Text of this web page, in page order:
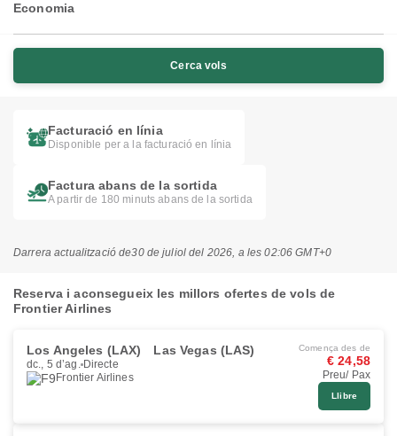
Economia
Cerca vols
Facturació en línia
Disponible per a la facturació en línia
Factura abans de la sortida
A partir de 180 minuts abans de la sortida
Darrera actualització de30 de juliol del 2026, a les 02:06 GMT+0
Reserva i aconsegueix les millors ofertes de vols de
Frontier Airlines
Los Angeles (LAX) Las Vegas (LAS)
dc., 5 d’ag. Directe
Frontier Airlines
Comença des de
€ 24,58
Preu/ Pax
Llibre